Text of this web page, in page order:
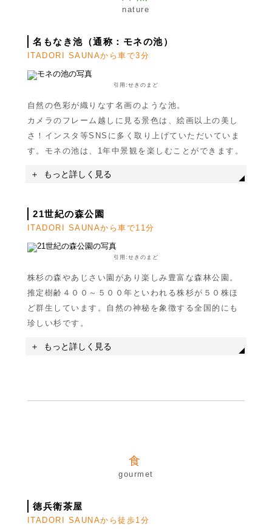
nature
名もなき池（通称：モネの池）
ITADORI SAUNAから車で3分
引用:せきのまど
自然の色彩が織りなす名画のような池。
カメラのフレーム越しに見る景色は、絵画以上の美し
さ！インスタ等SNSに多く取り上げていただいていま
す。モネの池は、1年中景観を楽しむことができます。
もっと詳しく見る
名称 モネの池
21世紀の森公園
ITADORI SAUNAから車で11分
引用:せきのまど
株杉の森やあじさい園があり楽しみ豊富な森林公園。
推定樹齢４００～５００年といわれる株杉が５０株ほ
ど群生しています。自然の神秘を象徴する全国的にも
珍しい杉です。
もっと詳しく見る
食
gourmet
徳兵衛茶屋
ITADORI SAUNAから徒歩1分